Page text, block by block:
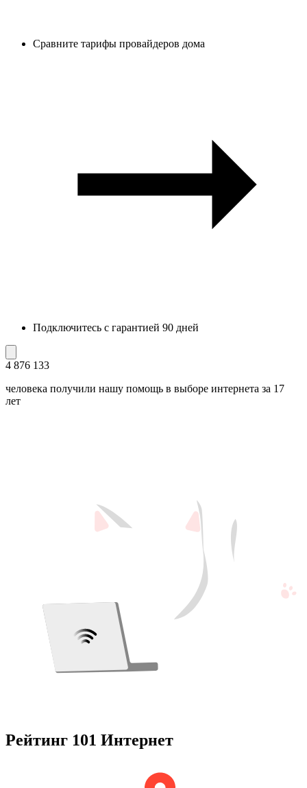
Сравните тарифы провайдеров дома
Подключитесь с гарантией 90 дней
4 876 133
человека получили нашу помощь в выборе интернета за 17
лет
Рейтинг 101 Интернет